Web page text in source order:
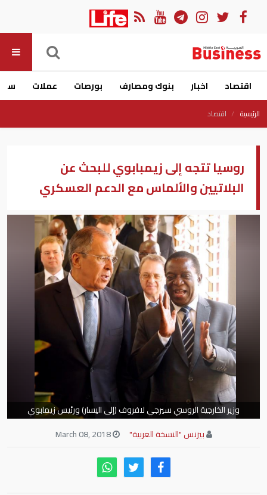
اقتصاد اخبار بنوك ومصارف بورصات عملات
الرئيسية اقتصاد
روسيا تتجه إلى زيمبابوي للبحث عن
البلاتيين والألماس مع الدعم العسكري
وزير الخارجية الروسي سيرجي لافروف (إلى اليسار) ورئيس زيمابوي
إيمرسون منانجاجوا
بيزنس "النسخة العربية" March 08, 2018